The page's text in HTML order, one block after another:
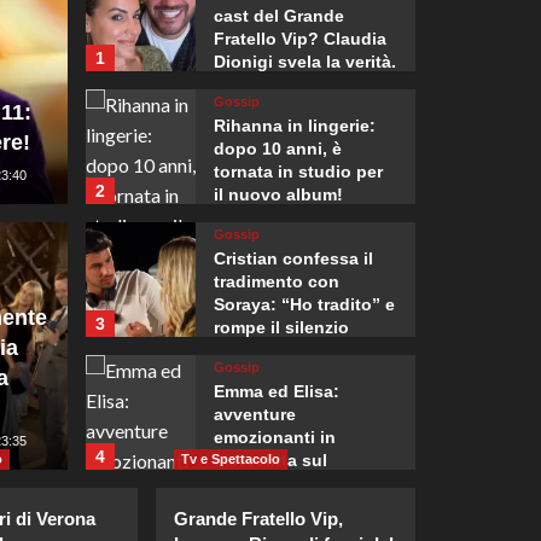
l’Italia presenta
il rigetto della
parte civile del
1
cast del Grande
Fratello Vip? Claudia
Dionigi svela la verità.
2
Gossip
Rihanna in lingerie:
dopo 10 anni, è
tornata in studio per
il nuovo album!
3
Gossip
Cristian confessa il
tradimento con
Soraya: “Ho tradito” e
rompe il silenzio
4
Gossip
Emma ed Elisa:
avventure
emozionanti in
motoslitta sul
Riccardo Guarnieri
di Verona
Tv e Spettacolo
Grande Fratello Vip,